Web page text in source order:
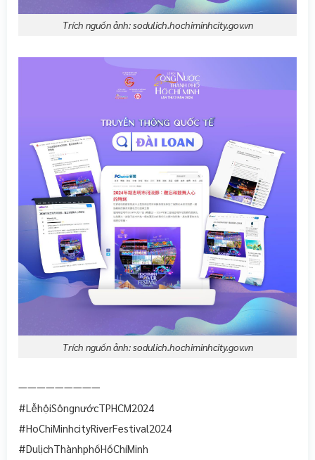
Trích nguồn ảnh: sodulich.hochiminhcity.gov.vn
Trích nguồn ảnh: sodulich.hochiminhcity.gov.vn
—————————
#LễhộiSôngnướcTPHCM2024
#HoChiMinhcityRiverFestival2024
#DulịchThànhphốHồChíMinh